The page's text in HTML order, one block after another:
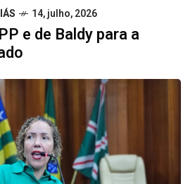
14, julho, 2026
e de Baldy para a